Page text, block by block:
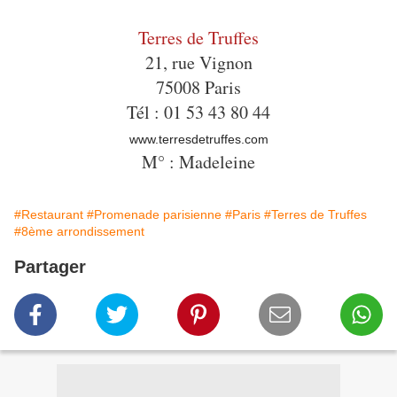
Terres de Truffes
21, rue Vignon
75008 Paris
Tél : 01 53 43 80 44
www.terresdetruffes.com
M° : Madeleine
#Restaurant #Promenade parisienne #Paris #Terres de Truffes
#8ème arrondissement
Partager